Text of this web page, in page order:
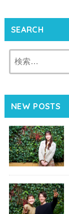
SEARCH
NEW POSTS